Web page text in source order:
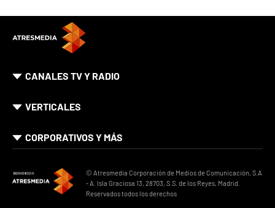
CANALES TV Y RADIO
VERTICALES
CORPORATIVOS Y MÁS
© Atresmedia Corporación de Medios de Comunicación, S.A
- A. Isla Graciosa 13, 28703, S.S. de los Reyes, Madrid.
Reservados todos los derechos